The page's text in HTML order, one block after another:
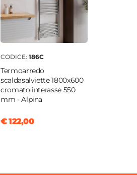
CODICE: 186C
Termoarredo
scaldasalviette 1800x600
cromato interasse 550
mm - Alpina
€ 122,00